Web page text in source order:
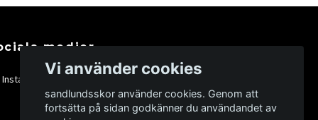
medier
Instagram
Vi använder cookies
sandlundsskor använder cookies. Genom att
fortsätta på sidan godkänner du användandet av